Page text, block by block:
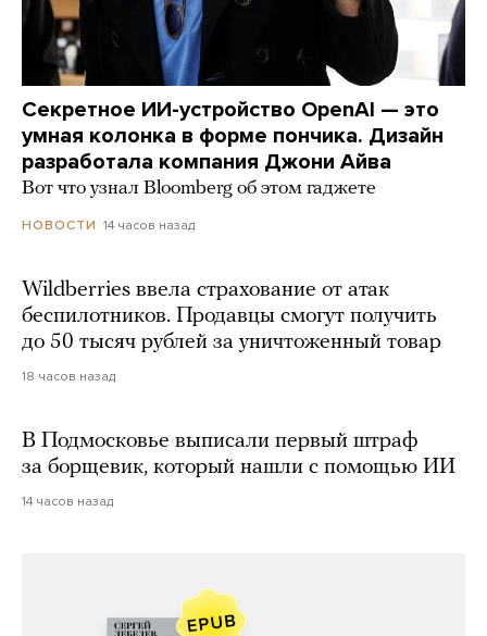
Секретное ИИ-устройство OpenAI — это
умная колонка в форме пончика. Дизайн
разработала компания Джони Айва
Вот что узнал Bloomberg об этом гаджете
НОВОСТИ 14 часов назад
Wildberries ввела страхование от атак
беспилотников. Продавцы смогут получить
до 50 тысяч рублей за уничтоженный товар
18 часов назад
В Подмосковье выписали первый штраф
за борщевик, который нашли с помощью ИИ
14 часов назад